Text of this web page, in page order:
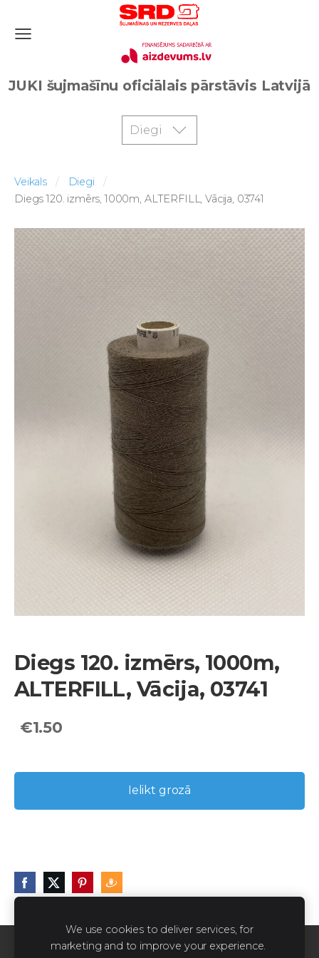
JUKI šujmašīnu oficiālais pārstāvis Latvijā
Diegi
Veikals
Diegi
Diegs 120. izmērs, 1000m, ALTERFILL, Vācija, 03741
Diegs 120. izmērs, 1000m,
ALTERFILL, Vācija, 03741
€1.50
Ielikt grozā
Sīkdatnes
We use cookies to deliver services, for
marketing and to improve your experience.